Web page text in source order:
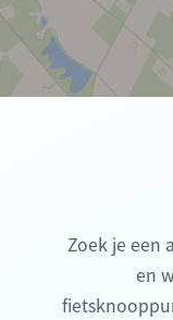
Zoek je een
en